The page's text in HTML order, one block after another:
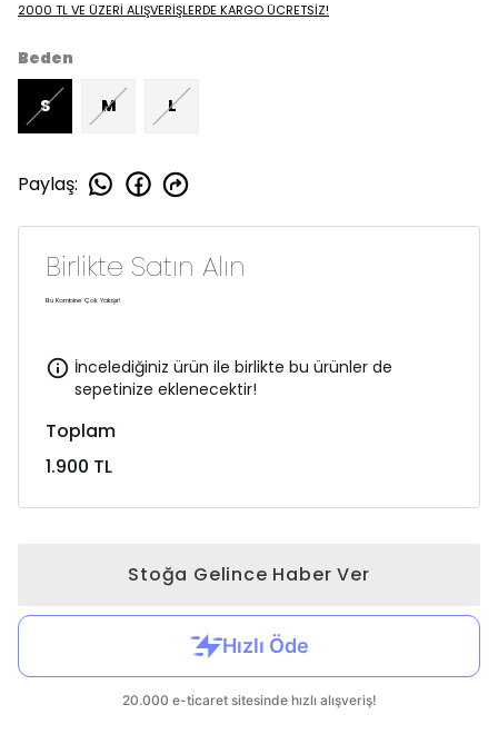
2000 TL VE ÜZERİ ALIŞVERİŞLERDE KARGO ÜCRETSİZ!
Beden
S M L
Paylaş:
Birlikte Satın Alın
Bu Kombine Çok Yakışır!
İncelediğiniz ürün ile birlikte bu ürünler de
sepetinize eklenecektir!
Toplam
1.900 TL
Stoğa Gelince Haber Ver